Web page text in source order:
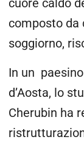
cuore caldo
composto da
soggiorno,
In un
d’Aosta, lo
Cherubin ha